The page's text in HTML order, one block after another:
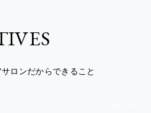
ロンだからできること